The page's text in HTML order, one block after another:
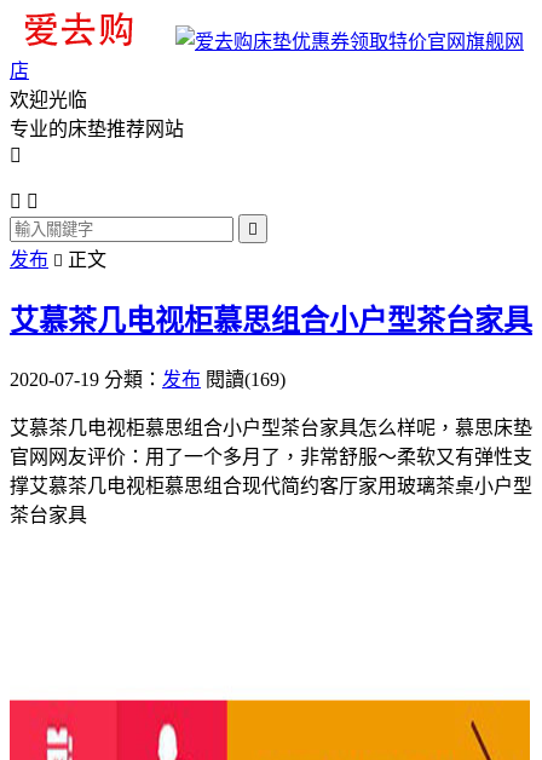
旗舰网
店
欢迎光临
专业的床垫推荐网站

 

发布  正文
艾慕茶几电视柜慕思组合小户型茶台家具
2020-07-19 分類： 发布 閱讀(169)
艾慕茶几电视柜慕思组合小户型茶台家具怎么样呢，慕思床垫
官网网友评价：用了一个多月了，非常舒服～柔软又有弹性支
撑艾慕茶几电视柜慕思组合现代简约客厅家用玻璃茶桌小户型
茶台家具